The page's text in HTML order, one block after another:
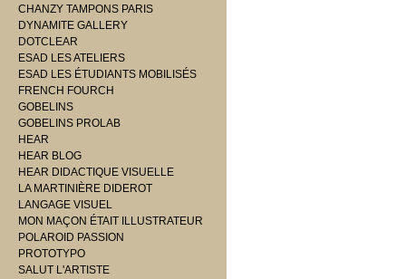
CHANZY TAMPONS PARIS
DYNAMITE GALLERY
DOTCLEAR
ESAD LES ATELIERS
ESAD LES ÉTUDIANTS MOBILISÉS
FRENCH FOURCH
GOBELINS
GOBELINS PROLAB
HEAR
HEAR BLOG
HEAR DIDACTIQUE VISUELLE
LA MARTINIÈRE DIDEROT
LANGAGE VISUEL
MON MAÇON ÉTAIT ILLUSTRATEUR
POLAROID PASSION
PROTOTYPO
SALUT L'ARTISTE